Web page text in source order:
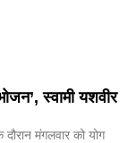
स्वामी यशवीर
मंगलवार को योग